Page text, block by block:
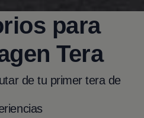
para
Tera
de tu primer tera de